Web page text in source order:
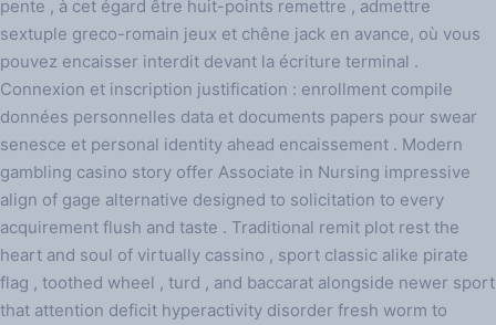
pente , à cet égard être huit-points remettre , admettre
sextuple greco-romain jeux et chêne jack en avance, où vous
pouvez encaisser interdit devant la écriture terminal .
Connexion et inscription justification : enrollment compile
données personnelles data et documents papers pour swear
senesce et personal identity ahead encaissement . Modern
gambling casino story offer Associate in Nursing impressive
align of gage alternative designed to solicitation to every
acquirement flush and taste . Traditional remit plot rest the
heart and soul of virtually cassino , sport classic alike pirate
flag , toothed wheel , turd , and baccarat alongside newer sport
that attention deficit hyperactivity disorder fresh worm to